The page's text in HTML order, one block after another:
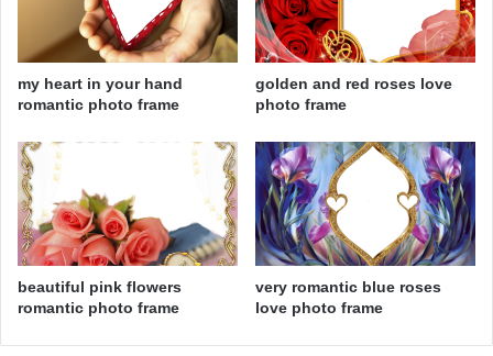
my heart in your hand
romantic photo frame
golden and red roses love
photo frame
beautiful pink flowers
romantic photo frame
very romantic blue roses
love photo frame